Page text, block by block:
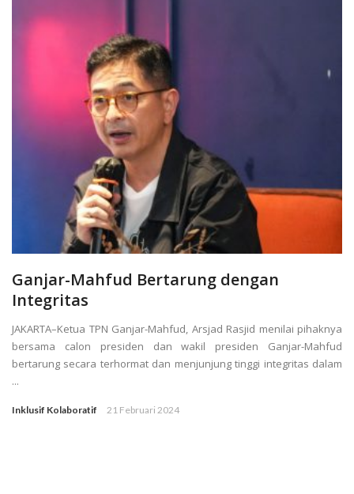
Ganjar-Mahfud Bertarung dengan
Integritas
JAKARTA–Ketua TPN Ganjar-Mahfud, Arsjad Rasjid menilai pihaknya
bersama calon presiden dan wakil presiden Ganjar-Mahfud
bertarung secara terhormat dan menjunjung tinggi integritas dalam
...
Inklusif Kolaboratif 21 Februari 2024